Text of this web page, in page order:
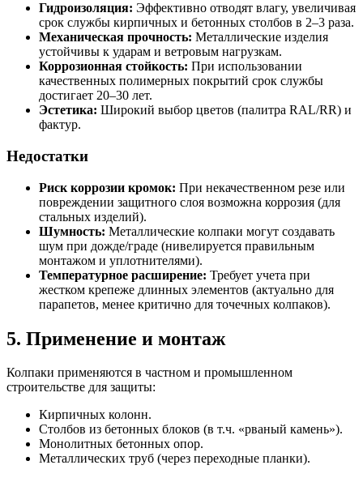
Гидроизоляция: Эффективно отводят влагу, увеличивая
срок службы кирпичных и бетонных столбов в 2–3 раза.
Механическая прочность: Металлические изделия
устойчивы к ударам и ветровым нагрузкам.
Коррозионная стойкость: При использовании
качественных полимерных покрытий срок службы
достигает 20–30 лет.
Эстетика: Широкий выбор цветов (палитра RAL/RR) и
фактур.
Недостатки
Риск коррозии кромок: При некачественном резе или
повреждении защитного слоя возможна коррозия (для
стальных изделий).
Шумность: Металлические колпаки могут создавать
шум при дожде/граде (нивелируется правильным
монтажом и уплотнителями).
Температурное расширение: Требует учета при
жестком крепеже длинных элементов (актуально для
парапетов, менее критично для точечных колпаков).
5. Применение и монтаж
Колпаки применяются в частном и промышленном
строительстве для защиты:
Кирпичных колонн.
Столбов из бетонных блоков (в т.ч. «рваный камень»).
Монолитных бетонных опор.
Металлических труб (через переходные планки).